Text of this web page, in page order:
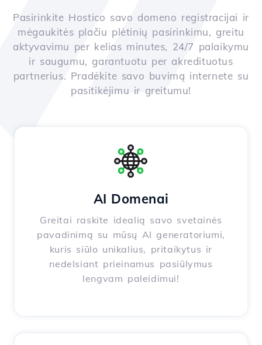
Pasirinkite Hostico savo domeno registracijai ir
mėgaukitės plačiu plėtinių pasirinkimu, greitu
aktyvavimu per kelias minutes, 24/7 palaikymu
ir saugumu, garantuotu per akredituotus
partnerius. Pradėkite savo buvimą internete su
pasitikėjimu ir greitumu!
AI Domenai
Greitai raskite idealią savo svetainės
pavadinimą su mūsų AI generatoriumi,
kuris siūlo unikalius, pritaikytus ir
nedelsiant prieinamus pasiūlymus
lengvam paleidimui!